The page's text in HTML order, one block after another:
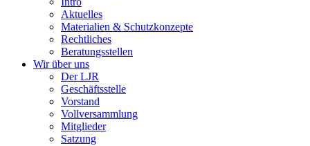
Aktuelles
Materialien & Schutzkonzepte
Rechtliches
Beratungsstellen
Wir über uns
Der LJR
Geschäftsstelle
Vorstand
Vollversammlung
Mitglieder
Satzung